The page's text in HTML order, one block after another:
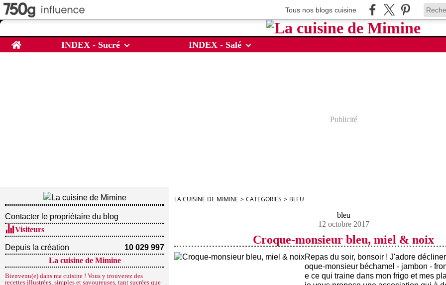
Tous nos blogs cuisine
Home INDEX - Sucré INDEX - Salé
Publicité
Contacter le propriétaire du blog
Visiteurs
Depuis la création
10 029 997
La cuisine de Mimine
Bienvenu(e) dans ma cuisine ! Vous y trouverez des
recettes illustrées, simples et savoureuses, tant sucrées que
LA CUISINE DE MIMINE > CATEGORIES > BLEU
bleu
12 octobre 2017
Croque-monsieur bleu, miel & noix
Repas du soir, bonsoir ! J'adore
oque-monsieur béchamel - jambon -
e ce qui traine dans mon frigo et mes